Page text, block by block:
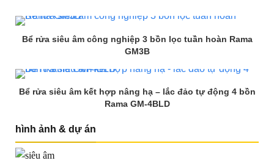
Bể rửa siêu âm công nghiệp 3 bồn lọc tuần hoàn Rama
GM3B
Bể rửa siêu âm kết hợp nâng hạ – lắc đảo tự động 4 bồn
Rama GM-4BLD
hình ảnh & dự án